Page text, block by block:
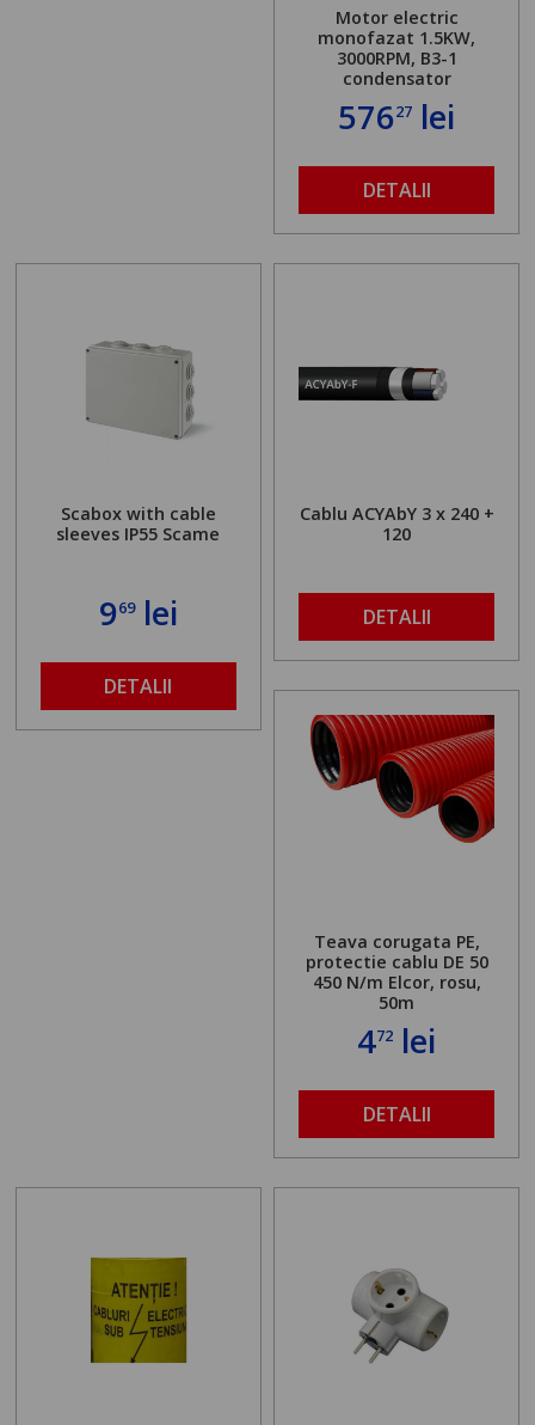
Motor electric
monofazat 1.5KW,
3000RPM, B3-1
condensator
57627 lei
DETALII
Scabox with cable
sleeves IP55 Scame
969lei
DETALII
Cablu ACYAbY 3 x 240 +
120
DETALII
Teava corugata PE,
protectie cablu DE 50
450 N/m Elcor, rosu,
50m
472 lei
DETALII